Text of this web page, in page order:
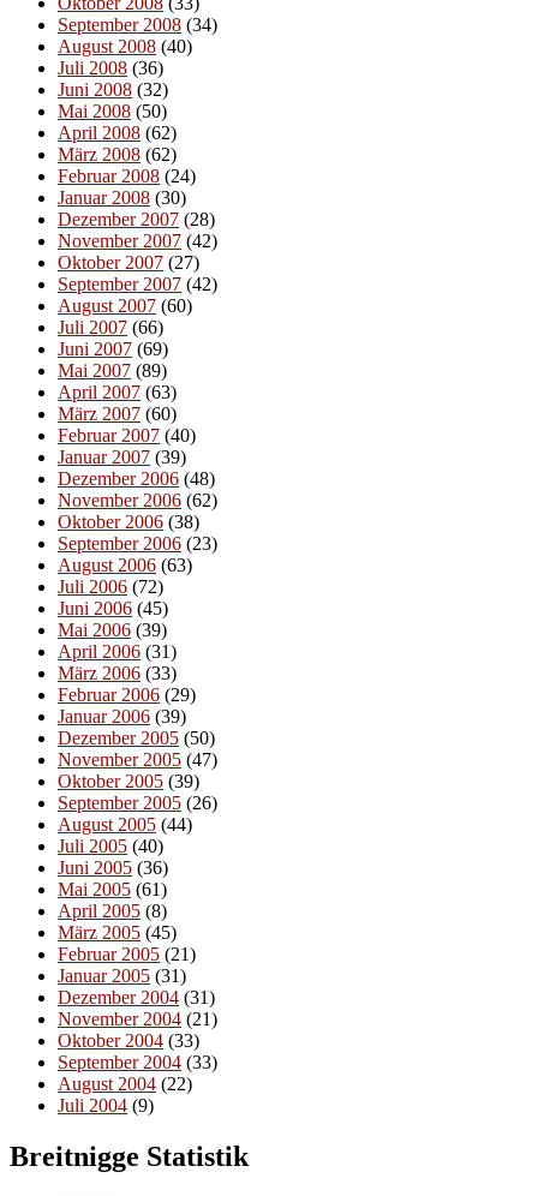
September 2008 (34)
August 2008 (40)
Juli 2008 (36)
Juni 2008 (32)
Mai 2008 (50)
April 2008 (62)
März 2008 (62)
Februar 2008 (24)
Januar 2008 (30)
Dezember 2007 (28)
November 2007 (42)
Oktober 2007 (27)
September 2007 (42)
August 2007 (60)
Juli 2007 (66)
Juni 2007 (69)
Mai 2007 (89)
April 2007 (63)
März 2007 (60)
Februar 2007 (40)
Januar 2007 (39)
Dezember 2006 (48)
November 2006 (62)
Oktober 2006 (38)
September 2006 (23)
August 2006 (63)
Juli 2006 (72)
Juni 2006 (45)
Mai 2006 (39)
April 2006 (31)
März 2006 (33)
Februar 2006 (29)
Januar 2006 (39)
Dezember 2005 (50)
November 2005 (47)
Oktober 2005 (39)
September 2005 (26)
August 2005 (44)
Juli 2005 (40)
Juni 2005 (36)
Mai 2005 (61)
April 2005 (8)
März 2005 (45)
Februar 2005 (21)
Januar 2005 (31)
Dezember 2004 (31)
November 2004 (21)
Oktober 2004 (33)
September 2004 (33)
August 2004 (22)
Juli 2004 (9)
Breitnigge Statistik